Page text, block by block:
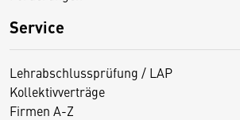
Service
Lehrabschlussprüfung / LAP
Kollektivverträge
Firmen A-Z